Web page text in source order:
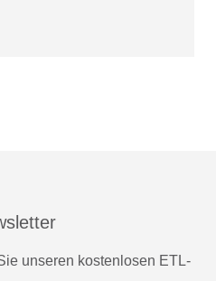
unseren kostenlosen ETL-